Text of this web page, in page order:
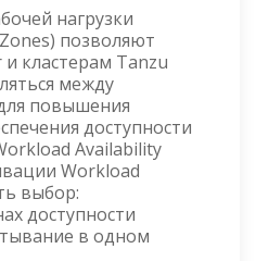
нагрузки
позволяют
кластерам Tanzu
между
повышения
доступности
Availability
Workload
выбор:
доступности
в одном